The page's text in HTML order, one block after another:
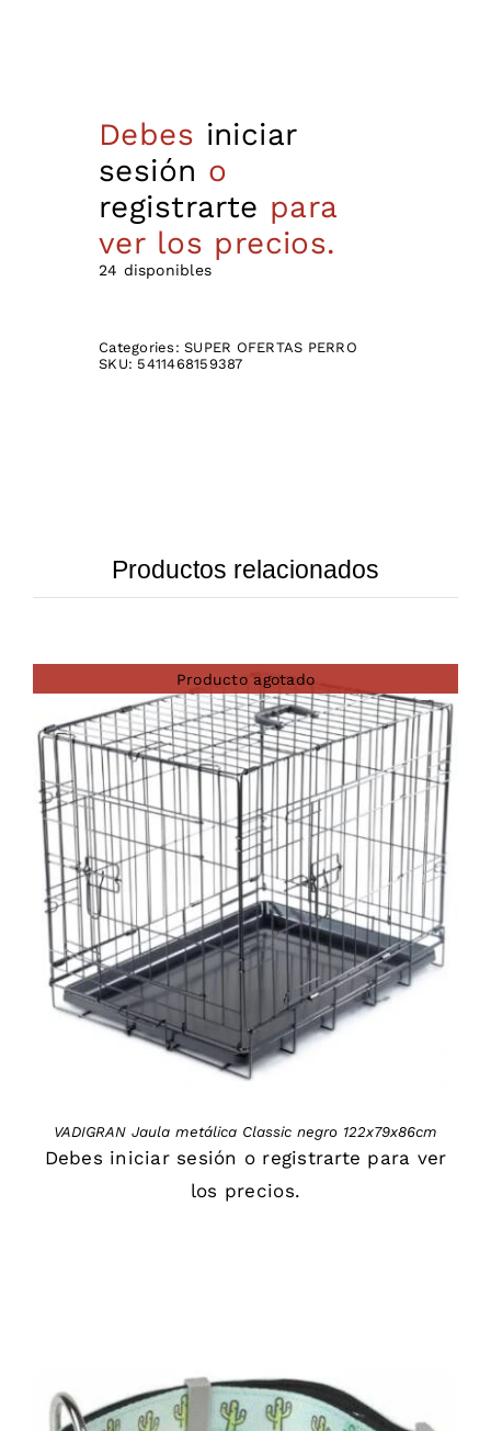
Debes iniciar
sesión o
registrarte para
ver los precios.
24 disponibles
Categories:SUPER OFERTAS PERRO
SKU: 5411468159387
Productos relacionados
Producto agotado
DETAILS
VADIGRAN Jaula metálica Classic negro 122x79x86cm
Debes iniciar sesión o registrarte para ver
los precios.